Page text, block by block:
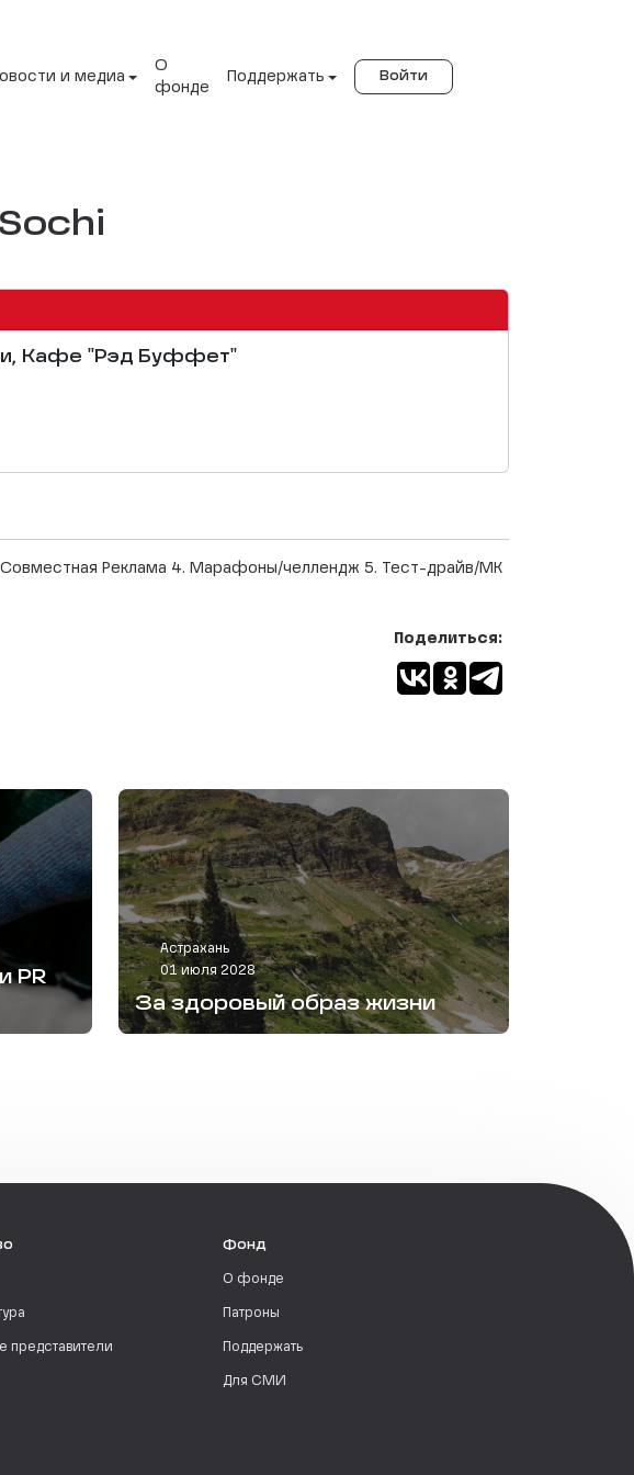
и медиа
О
фонде
Поддержать Войти
Кафе "Рэд Буффет"
Реклама 4. Марафоны/челлендж 5. Тест-драйв/МК
Поделиться:
PR
Астрахань
01 июля 2028
За здоровый образ жизни
представители
Фонд
О фонде
Патроны
Поддержать
Для СМИ